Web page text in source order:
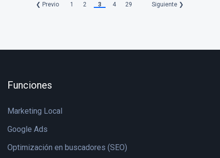
❮ Previo 1 2 3 4 29 Siguiente ❯
Funciones
Marketing Local
Google Ads
Optimización en buscadores (SEO)